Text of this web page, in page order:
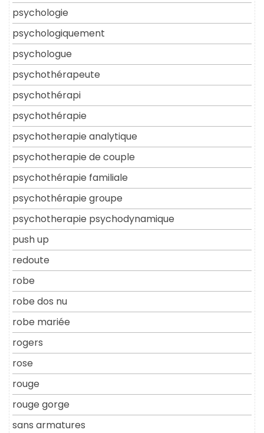
psychologie
psychologiquement
psychologue
psychothérapeute
psychothérapi
psychothérapie
psychotherapie analytique
psychotherapie de couple
psychothérapie familiale
psychothérapie groupe
psychotherapie psychodynamique
push up
redoute
robe
robe dos nu
robe mariée
rogers
rose
rouge
rouge gorge
sans armatures